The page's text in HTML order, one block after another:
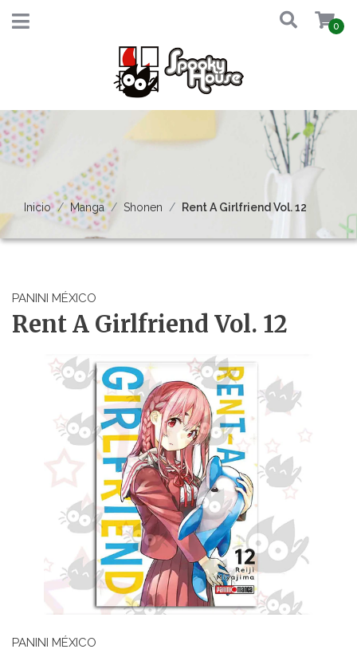
0
Inicio Manga Shonen Rent A Girlfriend Vol. 12
PANINI MÉXICO
Rent A Girlfriend Vol. 12
PANINI MÉXICO